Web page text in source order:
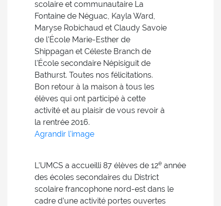
scolaire et communautaire La
Fontaine de Néguac, Kayla Ward,
Maryse Robichaud et Claudy Savoie
de l'École Marie-Esther de
Shippagan et Céleste Branch de
l'École secondaire Népisiguit de
Bathurst. Toutes nos félicitations.
Bon retour à la maison à tous les
élèves qui ont participé à cette
activité et au plaisir de vous revoir à
la rentrée 2016.
Agrandir l'image
L’UMCS a accueilli 87 élèves de 12e année
des écoles secondaires du District
scolaire francophone nord-est dans le
cadre d’une activité portes ouvertes